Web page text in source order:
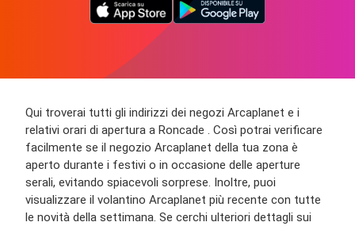
Qui troverai tutti gli indirizzi dei negozi Arcaplanet e i
relativi orari di apertura a Roncade . Così potrai verificare
facilmente se il negozio Arcaplanet della tua zona è
aperto durante i festivi o in occasione delle aperture
serali, evitando spiacevoli sorprese. Inoltre, puoi
visualizzare il volantino Arcaplanet più recente con tutte
le novità della settimana. Se cerchi ulteriori dettagli sui